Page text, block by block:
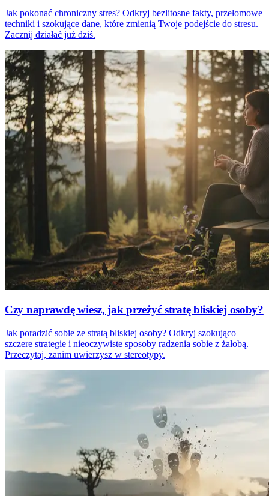
Jak pokonać chroniczny stres? Odkryj bezlitosne fakty, przełomowe
techniki i szokujące dane, które zmienią Twoje podejście do stresu.
Zacznij działać już dziś.
Czy naprawdę wiesz, jak przeżyć stratę bliskiej osoby?
Jak poradzić sobie ze stratą bliskiej osoby? Odkryj szokująco
szczere strategie i nieoczywiste sposoby radzenia sobie z żałobą.
Przeczytaj, zanim uwierzysz w stereotypy.